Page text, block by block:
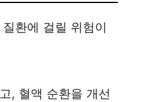
환에 걸릴 위험이
, 혈액 순환을 개선